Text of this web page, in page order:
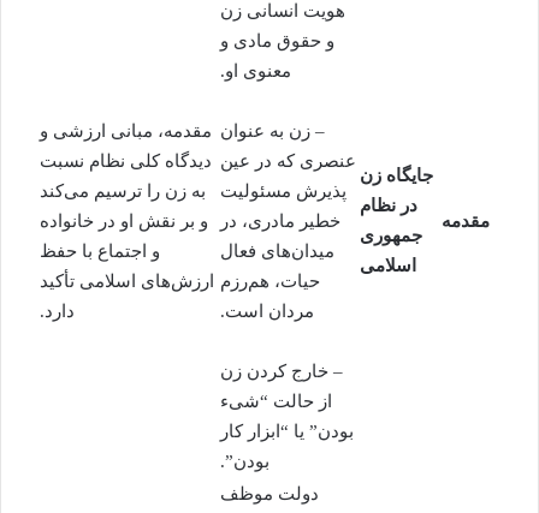
مقدمه
جایگاه زن
در نظام
جمهوری
اسلامی
هویت انسانی زن
و حقوق مادی و
معنوی او.
– زن به عنوان
عنصری که در عین
پذیرش مسئولیت
خطیر مادری، در
میدان‌های فعال
حیات، هم‌رزم
مردان است.
– خارج کردن زن
از حالت “شیء
بودن” یا “ابزار کار
بودن”.
مقدمه، مبانی ارزشی و
دیدگاه کلی نظام نسبت
به زن را ترسیم می‌کند
و بر نقش او در خانواده
و اجتماع با حفظ
ارزش‌های اسلامی تأکید
دارد.
دولت موظف